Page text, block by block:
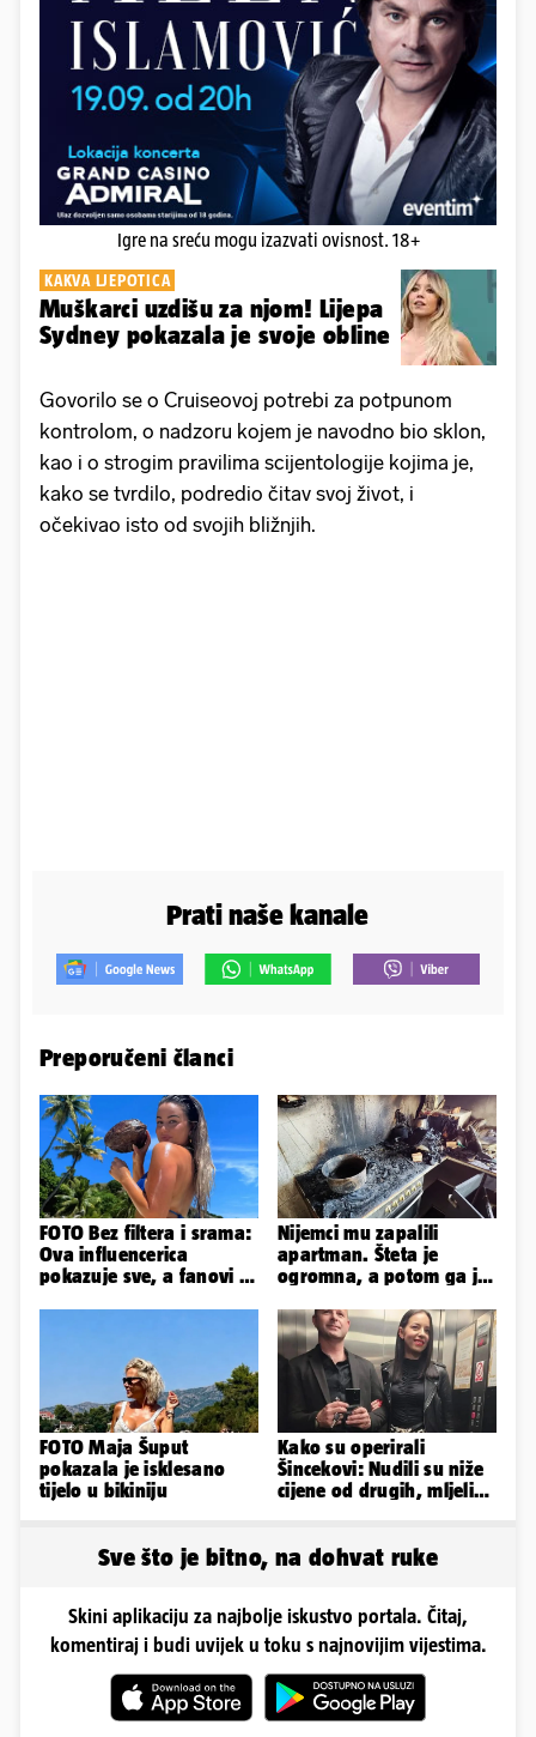
Igre na sreću mogu izazvati ovisnost. 18+
KAKVA LJEPOTICA
Muškarci uzdišu za njom! Lijepa
Sydney pokazala je svoje obline
Govorilo se o Cruiseovoj potrebi za potpunom
kontrolom, o nadzoru kojem je navodno bio sklon,
kao i o strogim pravilima scijentologije kojima je,
kako se tvrdilo, podredio čitav svoj život, i
očekivao isto od svojih bližnjih.
Prati naše kanale
Preporučeni članci
FOTO Bez filtera i srama:
Ova influencerica
pokazuje sve, a fanovi je
Nijemci mu zapalili
apartman. Šteta je
ogromna, a potom ga je
Bookinga
FOTO Maja Šuput
pokazala je isklesano
tijelo u bikiniju
Kako su operirali
Šincekovi: Nudili su niže
cijene od drugih, mljeli
Sve što je bitno, na dohvat ruke
Skini aplikaciju za najbolje iskustvo portala. Čitaj,
komentiraj i budi uvijek u toku s najnovijim vijestima.